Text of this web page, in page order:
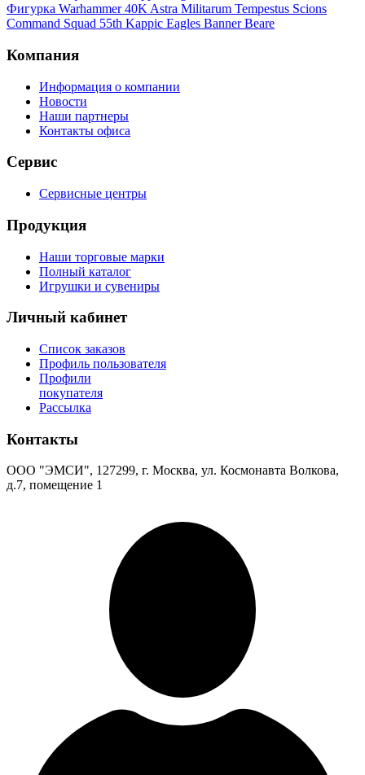
Фигурка Warhammer 40K Astra Militarum Tempestus Scions
Command Squad 55th Kappic Eagles Banner Beare
Компания
Информация о компании
Новости
Наши партнеры
Контакты офиса
Сервис
Сервисные центры
Продукция
Наши торговые марки
Полный каталог
Игрушки и сувениры
Личный кабинет
Список заказов
Профиль пользователя
Профили
покупателя
Рассылка
Контакты
ООО "ЭМСИ", 127299, г. Москва, ул. Космонавта Волкова,
д.7, помещение 1